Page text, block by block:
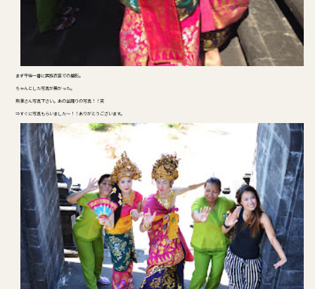
まず午後一番に民族衣装での撮影。
ちゃんとした写真が無かった。
熊澤さん写真下さい。あの盆踊りの写真！！笑
⇒すぐに写真もらいました～！！ありがとうございます。